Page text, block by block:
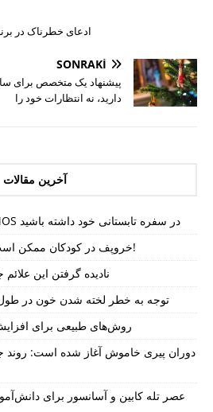
ادعای خطرناک در
SONRAKI
پیشنهاد یک متخصص برای سال
دارید، نه انتظارات خود را
آخرین مقالات
انتخاب‌های مناسب برای PMOS در سفره تابستانی خود داشته باشید
خروپف در کودکان ممکن است نشانه بزرگی آدنوئید باشد!
نادیده گرفتن این
توجه به خطر لخته شدن خون در
روش‌های طبیعی برای
دوران پیری خاموش آغاز شده است: روند
عصر تله کابین و آسانسور برای